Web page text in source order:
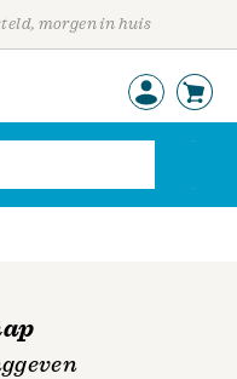
morgen in huis